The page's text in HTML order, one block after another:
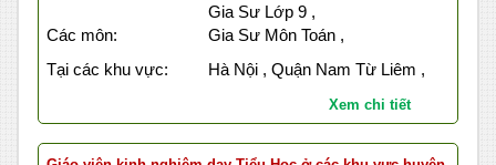
Gia Sư Lớp 9 ,
Các môn:
Gia Sư Môn Toán ,
Tại các khu vực:
Hà Nội , Quận Nam Từ Liêm ,
Xem chi tiết